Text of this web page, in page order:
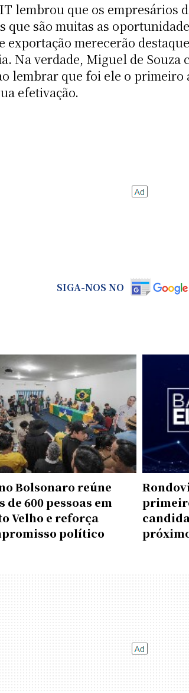
lembrou que os empresários
são muitas as
merecerão
verdade, Miguel de Souza
lembrar que foi ele o primeiro
efetivação.
SIGA-NOS NO
Bolsonaro reúne
de 600 pessoas em
Velho e reforça
político